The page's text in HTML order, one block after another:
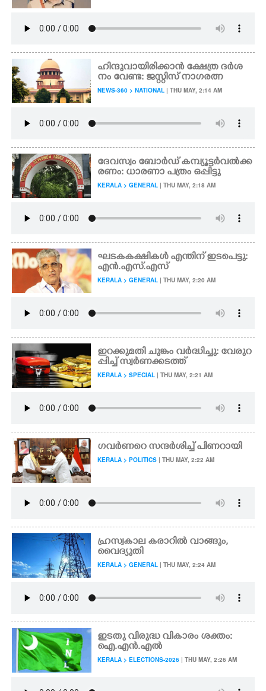
ഹിന്ദുവായിരിക്കാൻ ക്ഷേത്ര ദർശ
നം വേണ്ട: ജസ്റ്റിസ് നാഗരത്ന
NEWS-360 > NATIONAL | THU MAY, 2:14 AM
ദേവസ്വം ബോർഡ് കമ്പ്യൂട്ടർവൽക്ക
രണം: ധാരണാ പത്രം ഒപ്പിട്ടു
KERALA > GENERAL | THU MAY, 2:18 AM
ഘടകകക്ഷികൾ എന്തിന് ഇടപെട്ടു:
എൻ.എസ്.എസ്
KERALA > GENERAL | THU MAY, 2:20 AM
ഇറക്കുമതി ചുങ്കം വർദ്ധിച്ചു: വേരുറ
പ്പിച്ച് സ്വർണക്കടത്ത്
KERALA > SPECIAL | THU MAY, 2:21 AM
ഗവർണറെ സന്ദർശിച്ച് പിണറായി
KERALA > POLITICS | THU MAY, 2:22 AM
ഹ്രസ്വകാല കരാറിൽ വാങ്ങും,
വൈദ്യുതി
KERALA > GENERAL | THU MAY, 2:24 AM
ഇടതു വിരുദ്ധ വികാരം ശക്തം:
ഐ.എൻ.എൽ
KERALA > ELECTIONS-2026 | THU MAY, 2:26 AM